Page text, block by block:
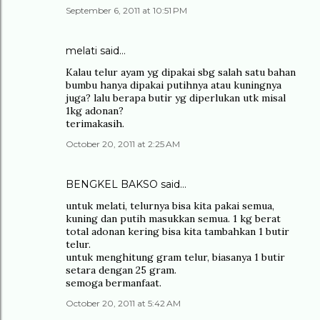
September 6, 2011 at 10:51 PM
melati said…
Kalau telur ayam yg dipakai sbg salah satu bahan
bumbu hanya dipakai putihnya atau kuningnya
juga? lalu berapa butir yg diperlukan utk misal
1kg adonan?
terimakasih.
October 20, 2011 at 2:25 AM
BENGKEL BAKSO said…
untuk melati, telurnya bisa kita pakai semua,
kuning dan putih masukkan semua. 1 kg berat
total adonan kering bisa kita tambahkan 1 butir
telur.
untuk menghitung gram telur, biasanya 1 butir
setara dengan 25 gram.
semoga bermanfaat.
October 20, 2011 at 5:42 AM